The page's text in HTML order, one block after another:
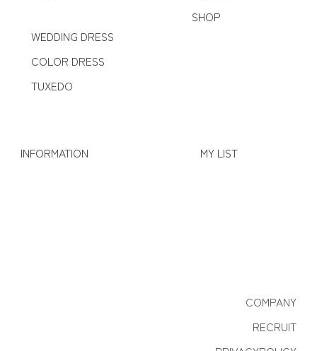
WEDDING DRESS
COLOR DRESS
TUXEDO
SHOP
INFORMATION MY LIST
COMPANY
RECRUIT